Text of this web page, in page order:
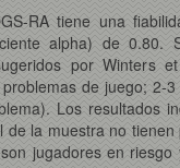
RA tiene una
alpha) de 0.80.
por Winters
de juego; 2-
Los resultados
de la muestra no
jugadores en